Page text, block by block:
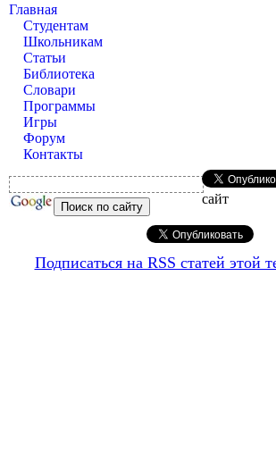
Главная
Студентам
Школьникам
Статьи
Библиотека
Словари
Программы
Игры
Форум
Контакты
сайт
Подписаться на RSS статей этой